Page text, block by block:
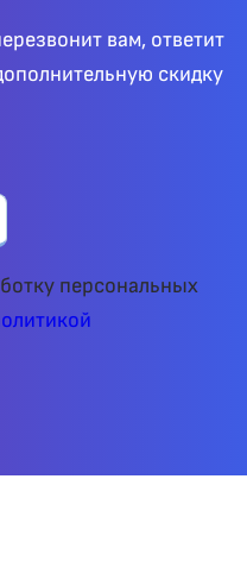
вам, ответит
скидку
персональных